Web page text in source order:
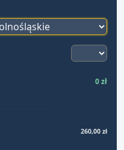
0 zł
260,00 zł